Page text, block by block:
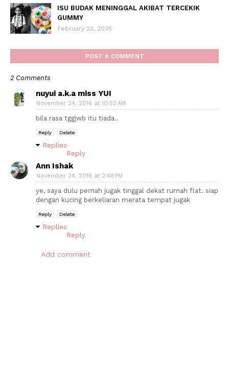
ISU BUDAK MENINGGAL AKIBAT TERCEKIK
GUMMY
February 23, 2025
POST A COMMENT
2 Comments
nuyui a.k.a miss YUI
November 24, 2016 at 10:52 AM
bila rasa tggjwb itu tiada..
Reply Delete
Replies
Reply
Ann Ishak
November 24, 2016 at 2:48 PM
ye, saya dulu pernah jugak tinggal dekat rumah flat. siap
dengan kucing berkeliaran merata tempat jugak
Reply Delete
Replies
Reply
Add comment